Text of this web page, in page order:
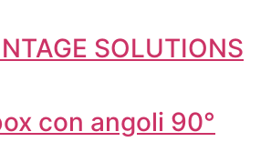
SOLUTIONS
con angoli 90°